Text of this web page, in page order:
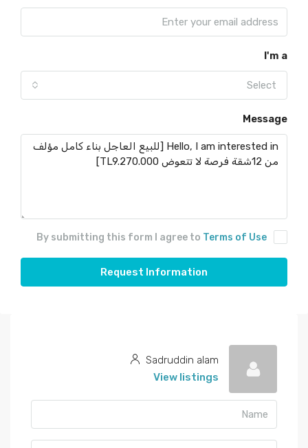
I'm a
Select
Message
By submitting this form I agree to Terms of Use
Request Information
Sadruddin alam
View listings